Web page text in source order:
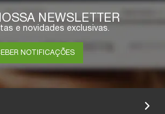
NEWSLETTER
e novidades exclusivas.
NOTIFICAÇÕES